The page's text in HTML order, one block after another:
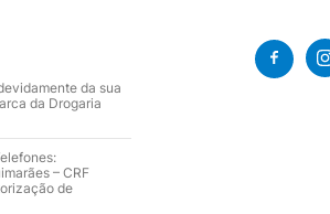
(entre 15ºC e 30ºC) e
for usado pela primeira vez.
prazo de validade, pois o efeito
da sua
da Drogaria
– CRF
de